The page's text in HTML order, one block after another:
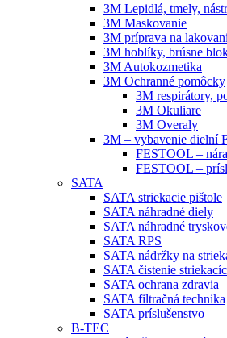
3M Lepidlá, tmely,
3M Maskovanie
3M príprava na
3M hoblíky, brúsne
3M Autokozmetika
3M Ochranné pomôcky
3M respirátory,
3M Okuliare
3M Overaly
3M – vybavenie dielní
FESTOOL –
FESTOOL –
SATA
SATA striekacie pištole
SATA náhradné diely
SATA náhradné
SATA RPS
SATA nádržky na
SATA čistenie
SATA ochrana zdravia
SATA filtračná technika
SATA príslušenstvo
B-TEC